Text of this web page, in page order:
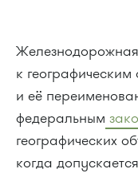
Железнодорожная
к географическим
и её
федеральным
географических
когда